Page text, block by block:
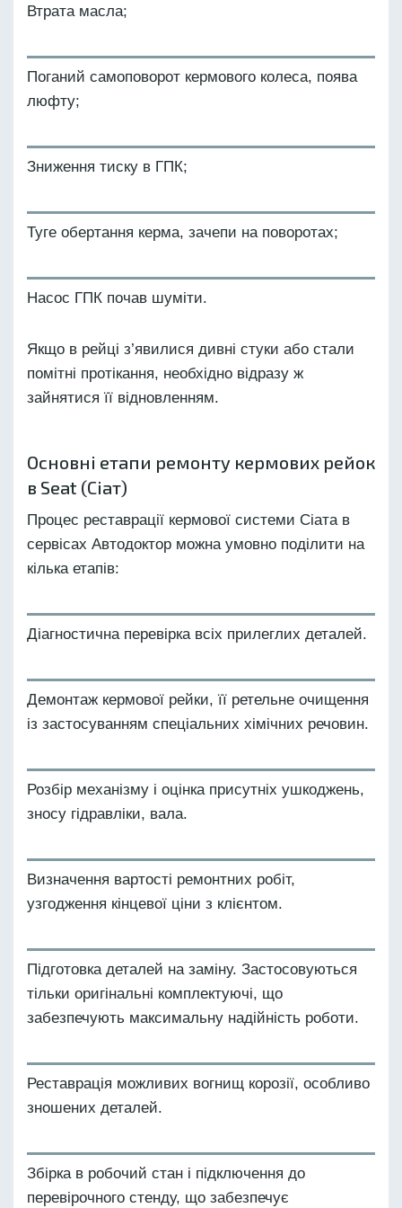
Втрата масла;
Поганий самоповорот кермового колеса, поява
люфту;
Зниження тиску в ГПК;
Туге обертання керма, зачепи на поворотах;
Насос ГПК почав шуміти.
Якщо в рейці з’явилися дивні стуки або стали
помітні протікання, необхідно відразу ж
зайнятися її відновленням.
Основні етапи ремонту кермових рейок
в Seat (Сіат)
Процес реставрації кермової системи Сіата в
сервісах Автодоктор можна умовно поділити на
кілька етапів:
Діагностична перевірка всіх прилеглих деталей.
Демонтаж кермової рейки, її ретельне очищення
із застосуванням спеціальних хімічних речовин.
Розбір механізму і оцінка присутніх ушкоджень,
зносу гідравліки, вала.
Визначення вартості ремонтних робіт,
узгодження кінцевої ціни з клієнтом.
Підготовка деталей на заміну. Застосовуються
тільки оригінальні комплектуючі, що
забезпечують максимальну надійність роботи.
Реставрація можливих вогнищ корозії, особливо
зношених деталей.
Збірка в робочий стан і підключення до
перевірочного стенду, що забезпечує